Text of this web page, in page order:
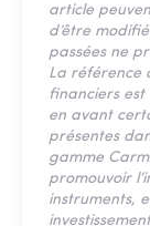
article
d’être
passées ne
La référence
financiers
en avant
présentes
gamme
promouvoir
instruments,